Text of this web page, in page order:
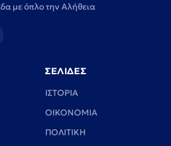
με όπλο την Αλήθεια
ΣΕΛΙΔΕΣ
ΙΣΤΟΡΙΑ
ΟΙΚΟΝΟΜΙΑ
ΠΟΛΙΤΙΚΗ